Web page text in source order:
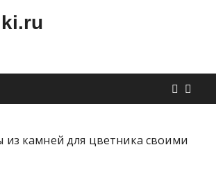
из камней для цветника своими